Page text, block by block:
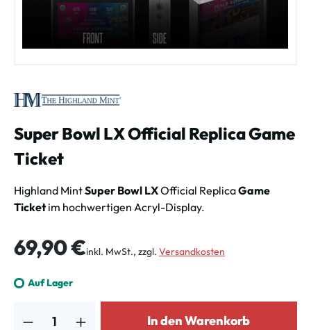
Super Bowl LX Official Replica Game
Ticket
Highland MintSuper Bowl LXOfficial ReplicaGame
Ticketim hochwertigen Acryl-Display.
Regulärer Preis:
69,90 €inkl. MwSt., zzgl. Versandkosten
Auf Lager
In den Warenkorb